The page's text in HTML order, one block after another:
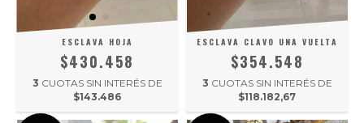
ESCLAVA HOJA
$430.458
3 CUOTAS SIN INTERÉS DE
$143.486
ESCLAVA CLAVO UNA VUELTA
$354.548
3 CUOTAS SIN INTERÉS DE
$118.182,67